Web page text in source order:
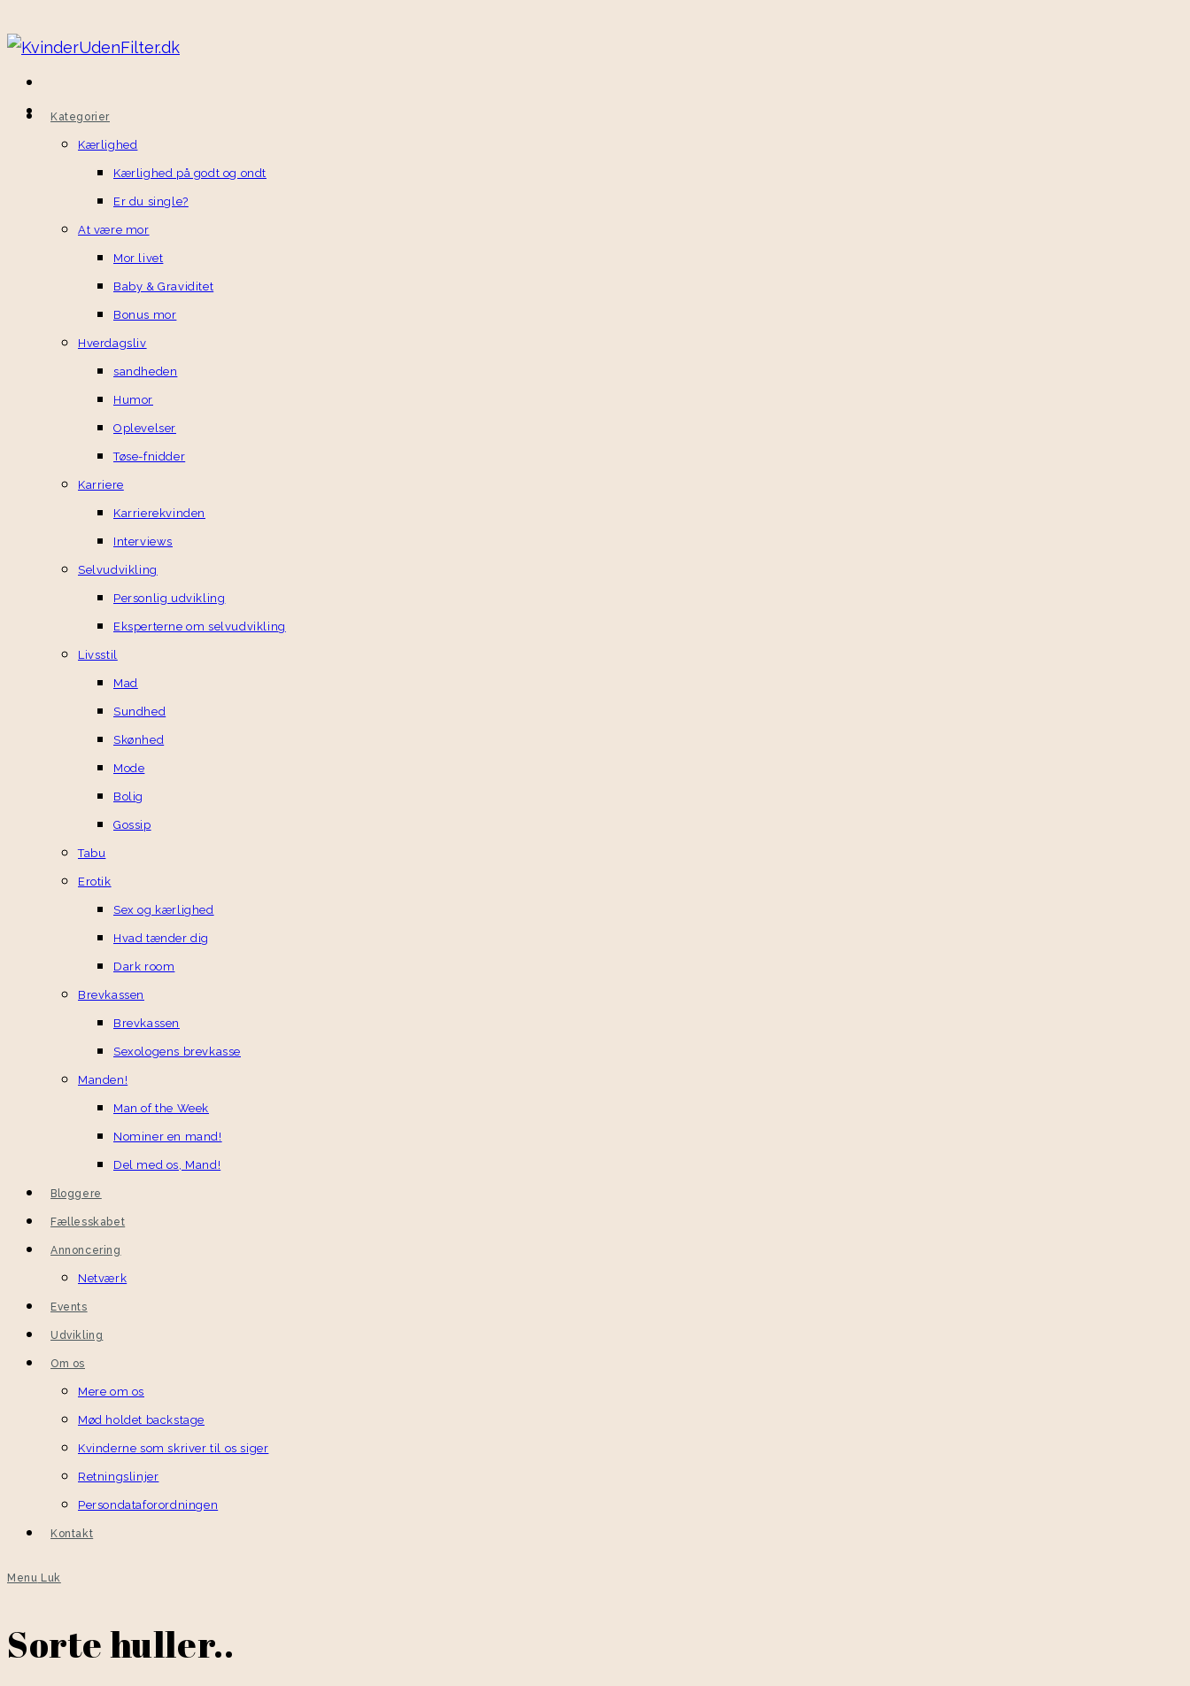
Kategorier
Kærlighed
Kærlighed på godt og ondt
Er du single?
At være mor
Mor livet
Baby & Graviditet
Bonus mor
Hverdagsliv
sandheden
Humor
Oplevelser
Tøse-fnidder
Karriere
Karrierekvinden
Interviews
Selvudvikling
Personlig udvikling
Eksperterne om selvudvikling
Livsstil
Mad
Sundhed
Skønhed
Mode
Bolig
Gossip
Tabu
Erotik
Sex og kærlighed
Hvad tænder dig
Dark room
Brevkassen
Brevkassen
Sexologens brevkasse
Manden!
Man of the Week
Nominer en mand!
Del med os, Mand!
Bloggere
Fællesskabet
Annoncering
Netværk
Events
Udvikling
Om os
Mere om os
Mød holdet backstage
Kvinderne som skriver til os siger
Retningslinjer
Persondataforordningen
Kontakt
Menu Luk
Sorte huller..